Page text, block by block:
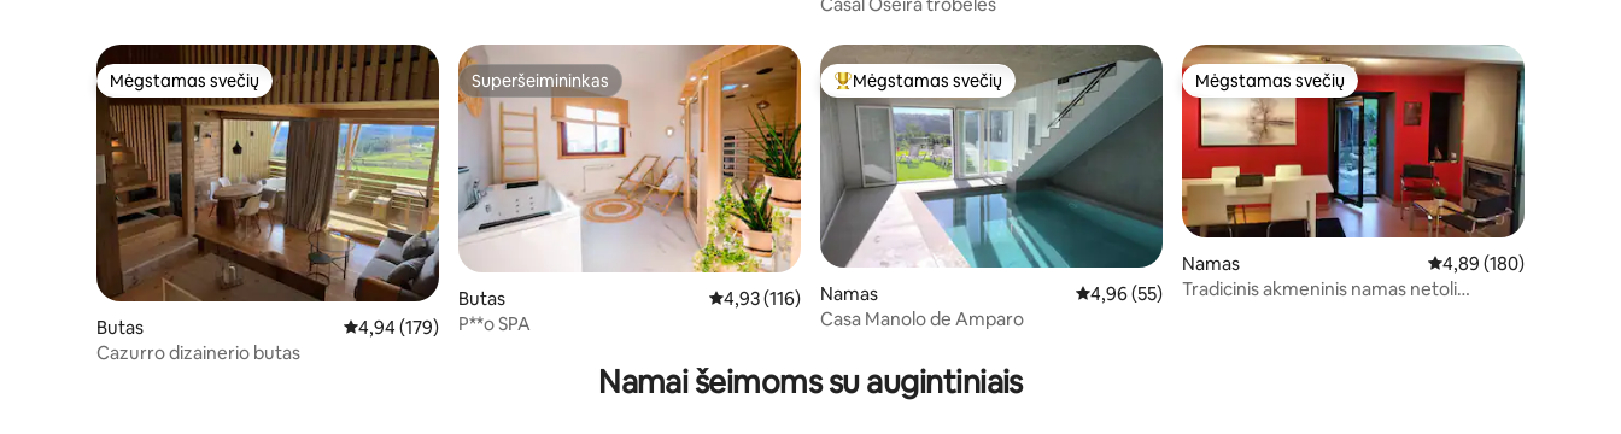
Mėgstamas svečių
Mėgstamas svečių
Butas Vidutinis įvertinimas: 4,94 iš 5, atsiliepimų: 179
4,94 (179)
Cazurro dizainerio butas
Superšeimininkas
Superšeimininkas
Butas Vidutinis įvertinimas: 4,93 iš 5, atsiliepimų: 116
4,93 (116)
P**o SPA
Svečių mėgstamiausias
Mėgstamas svečių
Namas Vidutinis įvertinimas: 4,96 iš 5, atsiliepimų: 55
4,96 (55)
Casa Manolo de Amparo
Mėgstamas svečių
Mėgstamas svečių
Namas Vidutinis įvertinimas:
4,89 (180)
Tradicinis akmeninis namas netoli
Namai šeimoms su augintiniais